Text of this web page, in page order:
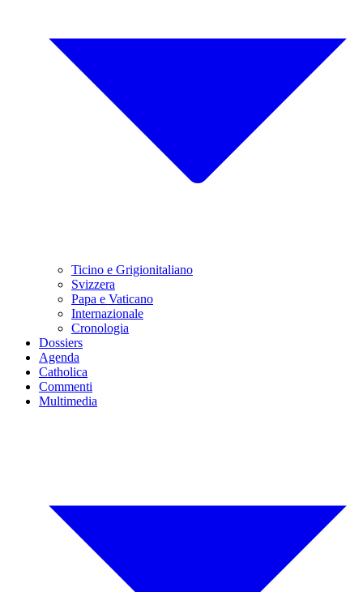
Ticino e Grigionitaliano
Svizzera
Papa e Vaticano
Internazionale
Cronologia
Dossiers
Agenda
Catholica
Commenti
Multimedia